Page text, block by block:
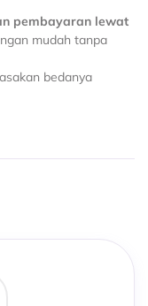
pembayaran lewat
mudah tanpa
bedanya